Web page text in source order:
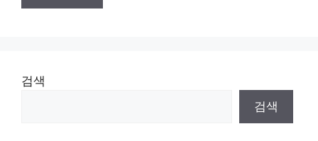
검색
검색